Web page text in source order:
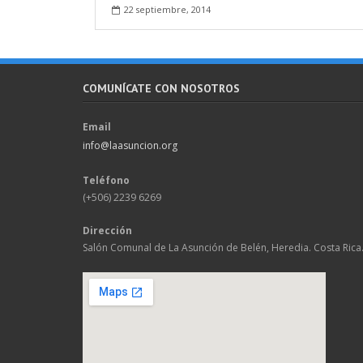
22 septiembre, 2014
COMUNÍCATE CON NOSOTROS
Email
info@laasuncion.org
Teléfono
(+506) 2239 6269
Dirección
Salón Comunal de La Asunción de Belén, Heredia. Costa Rica.